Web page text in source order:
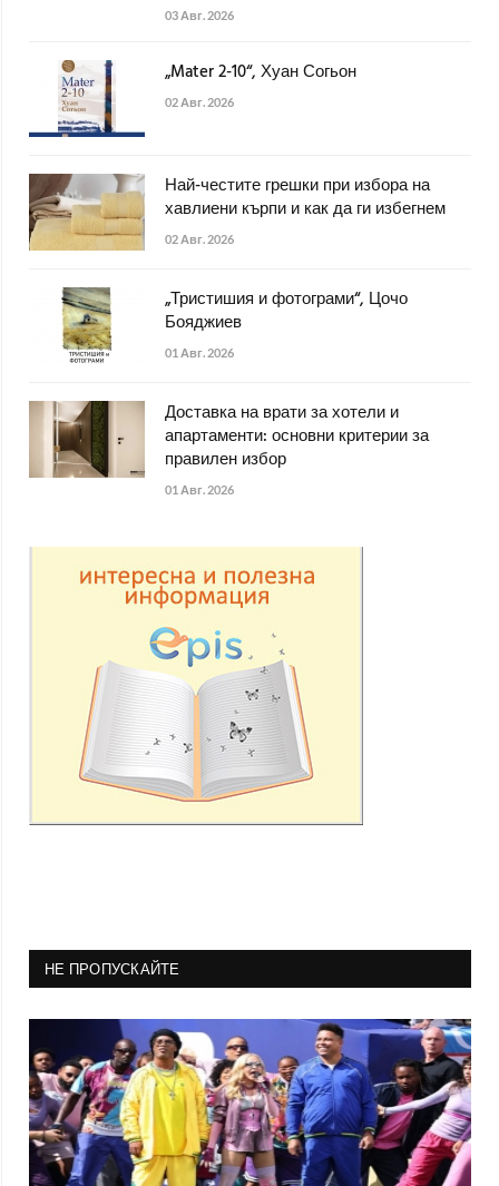
03 Авг. 2026
„Mater 2-10“, Хуан Согьон
02 Авг. 2026
Най-честите грешки при избора на
хавлиени кърпи и как да ги избегнем
02 Авг. 2026
„Тристишия и фотограми“, Цочо
Бояджиев
01 Авг. 2026
Доставка на врати за хотели и
апартаменти: основни критерии за
правилен избор
01 Авг. 2026
НЕ ПРОПУСКАЙТЕ